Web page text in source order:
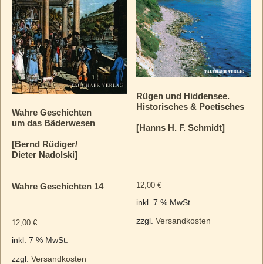
Wahre Geschichten
um das Bäderwesen
[Bernd Rüdiger/
Dieter Nadolski]
Wahre Geschichten 14
12,00 €
inkl. 7 % MwSt.
zzgl. Versandkosten
Rügen und Hiddensee.
Historisches & Poetisches
[Hanns H. F. Schmidt]
12,00€
inkl. 7 % MwSt.
zzgl.Versandkosten